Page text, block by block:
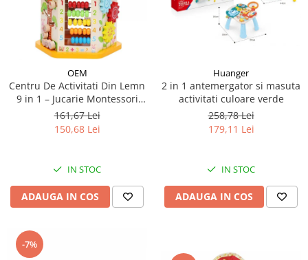
OEM
Centru De Activitati Din Lemn
9 in 1 – Jucarie Montessori
Educativa Multifunctionala
161,67 Lei
150,68 Lei
IN STOC
ADAUGA IN COS
Huanger
2 in 1 antemergator si masuta
activitati culoare verde
258,78 Lei
179,11 Lei
IN STOC
ADAUGA IN COS
-7%